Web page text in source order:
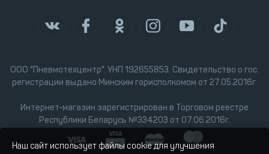
ООО "Пневмотехцентр". УНП 192655853. Свидетельство о гос.
регистрации выдано Минским горисполкомом от 27.05.2016г.
Интернет-магазин зарегистрирован в Торговом реестре
Республики Беларусь №334203 от 07.06.2016г.
Наш сайт использует файлы cookie для улучшения